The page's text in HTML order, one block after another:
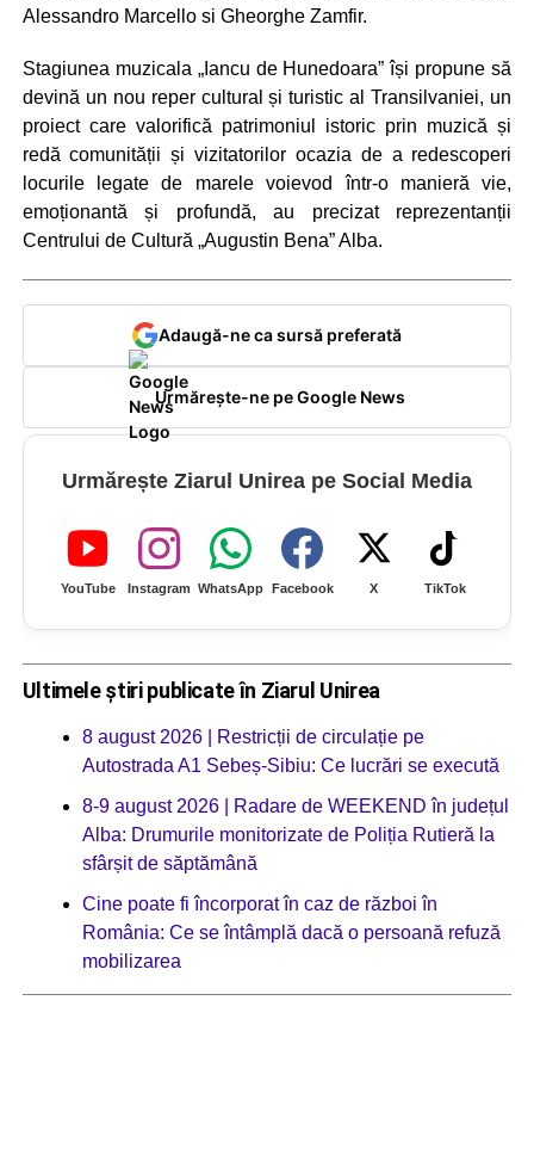
Alessandro Marcello si Gheorghe Zamfir.
Stagiunea muzicala „Iancu de Hunedoara” își propune să
devină un nou reper cultural și turistic al Transilvaniei, un
proiect care valorifică patrimoniul istoric prin muzică și
redă comunității și vizitatorilor ocazia de a redescoperi
locurile legate de marele voievod într-o manieră vie,
emoționantă și profundă, au precizat reprezentanții
Centrului de Cultură „Augustin Bena” Alba.
Adaugă-ne ca sursă preferată
Urmărește-ne pe Google News
Urmărește Ziarul Unirea pe Social Media
YouTube Instagram WhatsApp Facebook X TikTok
Ultimele știri publicate în Ziarul Unirea
8 august 2026 | Restricții de circulație pe
Autostrada A1 Sebeș-Sibiu: Ce lucrări se execută
8-9 august 2026 | Radare de WEEKEND în județul
Alba: Drumurile monitorizate de Poliția Rutieră la
sfârșit de săptămână
Cine poate fi încorporat în caz de război în
România: Ce se întâmplă dacă o persoană refuză
mobilizarea